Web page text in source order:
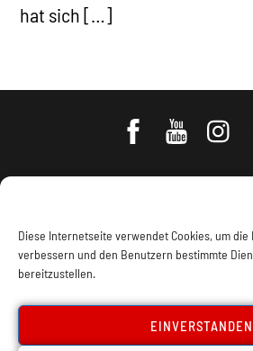
Diese Internetseite verwendet Cookies, um
verbessern und den Benutzern bestimmte
bereitzustellen.
EINVERSTANDEN
hat sich […]
Impressum, Offenlegung